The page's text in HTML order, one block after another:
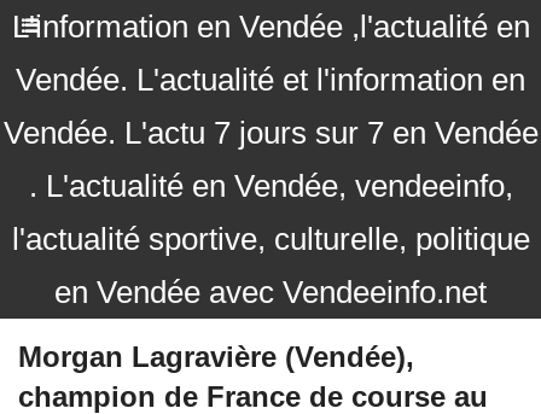
L'information en Vendée ,l'actualité en
Vendée. L'actualité et l'information en
Vendée. L'actu 7 jours sur 7 en Vendée
. L'actualité en Vendée, vendeeinfo,
l'actualité sportive, culturelle, politique
en Vendée avec Vendeeinfo.net
Morgan Lagravière (Vendée),
champion de France de course au